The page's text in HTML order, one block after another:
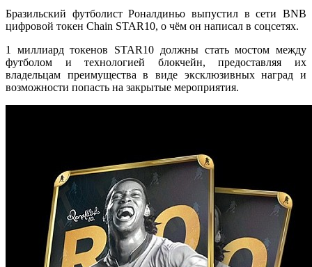
Бразильский футболист Роналдиньо выпустил в сети BNB
цифровой токен Chain STAR10, о чём он написал в соцсетях.
1 миллиард токенов STAR10 должны стать мостом между
футболом и технологией блокчейн, предоставляя их
владельцам преимущества в виде эксклюзивных наград и
возможности попасть на закрытые мероприятия.